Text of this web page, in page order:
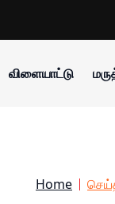
விளையாட்டு
Home